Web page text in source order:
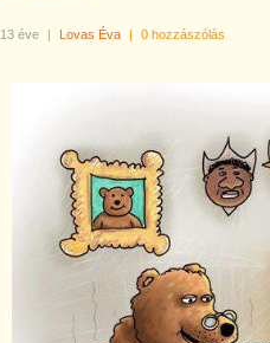
13 éve | Lovas Éva | 0 hozzászólás